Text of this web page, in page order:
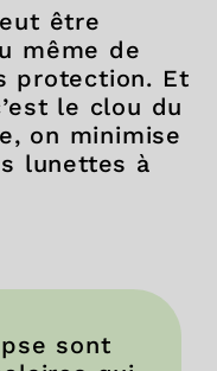
être
même de
protection. Et
le clou du
on minimise
lunettes à
sont